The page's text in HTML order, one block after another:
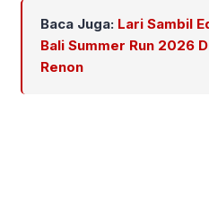
Baca Juga: Lari Sambil
Bali Summer Run 2026
Renon